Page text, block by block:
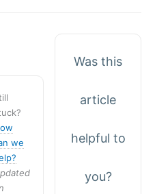
we
Was this
article
helpful to
you?